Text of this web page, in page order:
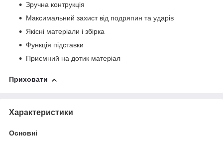
Зручна контрукція
Максимальний захист від подряпин та ударів
Якісні матеріали і збірка
Функція підставки
Приємний на дотик матеріал
Приховати
Характеристики
Основні